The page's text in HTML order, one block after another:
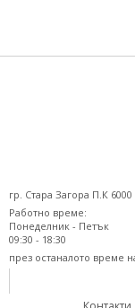
гр. Стара Загора П.К 6000
Работно време:
Понеделник - Петък
09:30 - 18:30
през останалото време